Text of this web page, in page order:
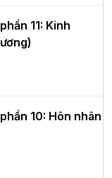
11: Kinh
10: Hôn nhân